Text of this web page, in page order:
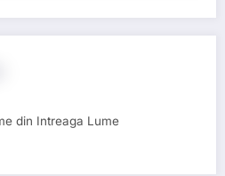
din Intreaga Lume